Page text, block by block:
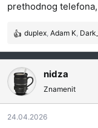
prethodnog
R
e
a
g
o
v
a
n
duplex, Adam K,
nidza
Znamenit
24.04.2026